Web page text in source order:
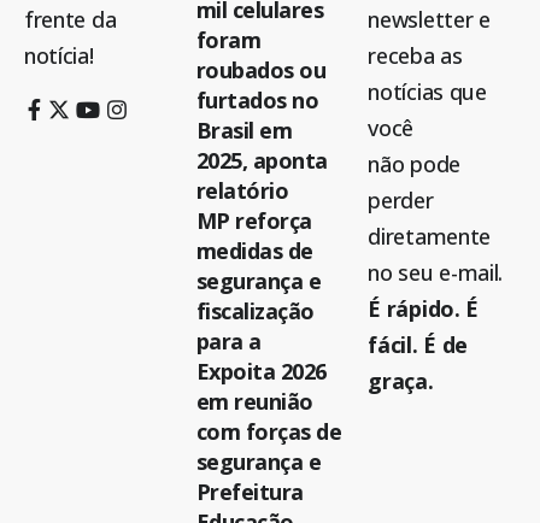
frente da
notícia!
mil celulares
foram
roubados ou
furtados no
Brasil em
2025, aponta
relatório
MP reforça
medidas de
segurança e
fiscalização
para a
Expoita 2026
em reunião
com forças de
segurança e
Prefeitura
newsletter e
receba as
notícias que
você
não pode
perder
diretamente
no seu e-mail.
É rápido. É
fácil. É de
graça.